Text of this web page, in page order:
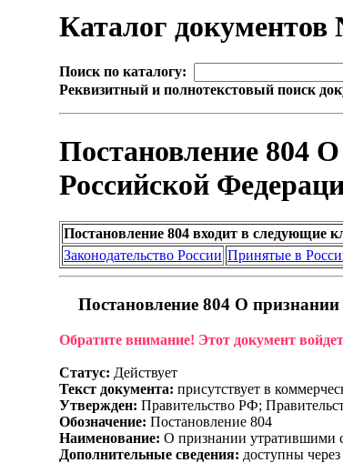
Каталог документов
Поиск по каталогу:
Реквизитный и полнотекстовый поиск
Постановление 804
Российской
Постановление 804 входит в следующие
Законодательство России Принятые в
Постановление 804 О
Обратите внимание! Этот документ
Статус: Действует
Текст документа: присутствует в
Утвержден: Правительство РФ;
Обозначение: Постановление 804
Наименование: О признании утратившими
Дополнительные сведения: доступны через